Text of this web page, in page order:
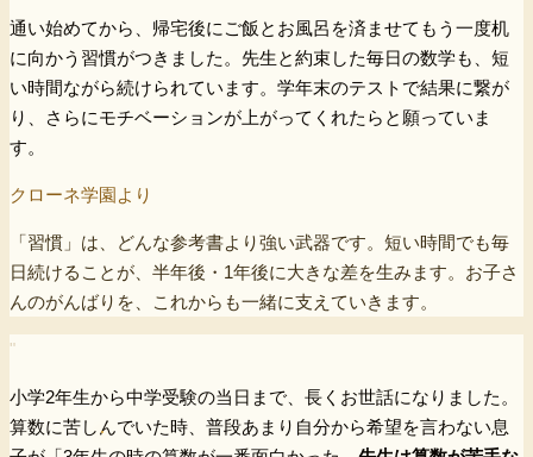
通い始めてから、帰宅後にご飯とお風呂を済ませてもう一度机
に向かう習慣がつきました。先生と約束した毎日の数学も、短
い時間ながら続けられています。学年末のテストで結果に繋が
り、さらにモチベーションが上がってくれたらと願っていま
す。
クローネ学園より
「習慣」は、どんな参考書より強い武器です。短い時間でも毎
日続けることが、半年後・1年後に大きな差を生みます。お子さ
んのがんばりを、これからも一緒に支えていきます。
"
小学2年生から中学受験の当日まで、長くお世話になりました。
算数に苦しんでいた時、普段あまり自分から希望を言わない息